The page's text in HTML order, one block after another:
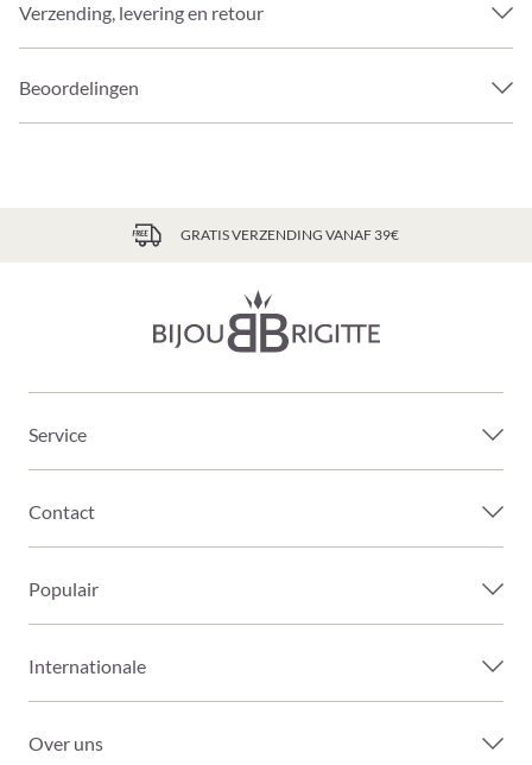
Verzending, levering en retour
Beoordelingen
GRATIS VERZENDING VANAF 39€
Service
Contact
Populair
Internationale
Over uns